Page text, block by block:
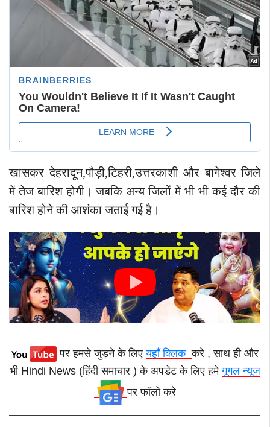
खासकर देहरादून,पौड़ी,टिहरी,उत्तरकाशी और बागेश्वर जिले
में तेज बारिश होगी। जबकि अन्य जिलों में भी भी कई दौर की
बारिश होने की आशंका जताई गई है।
पर हमसे जुड़ने के लिएयहाँ क्लिककरे , साथ ही और
भी Hindi News (हिंदी समाचार ) के अपडेट के लिए हमेगूगल न्यूज़
पर फॉलो करे